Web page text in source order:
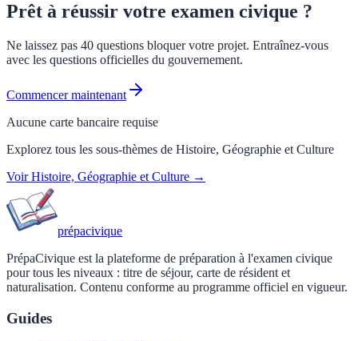
Prêt à réussir votre examen civique ?
Ne laissez pas 40 questions bloquer votre projet. Entraînez-vous
avec les questions officielles du gouvernement.
Commencer maintenant
Aucune carte bancaire requise
Explorez tous les sous-thèmes de Histoire, Géographie et Culture
VoirHistoire, Géographie et Culture →
prépacivique
PrépaCivique est la plateforme de préparation à l'examen civique
pour tous les niveaux : titre de séjour, carte de résident et
naturalisation. Contenu conforme au programme officiel en vigueur.
Guides